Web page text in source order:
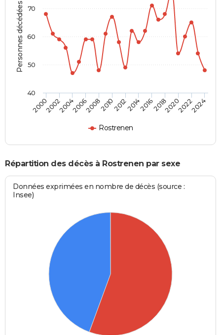
Personnes décédées
Rostrenen
2000200220042006200820102012201420162018202020222024
40
50
60
70
Répartition des décès à Rostrenen par sexe
Données exprimées en nombre de décès (source :
Insee)